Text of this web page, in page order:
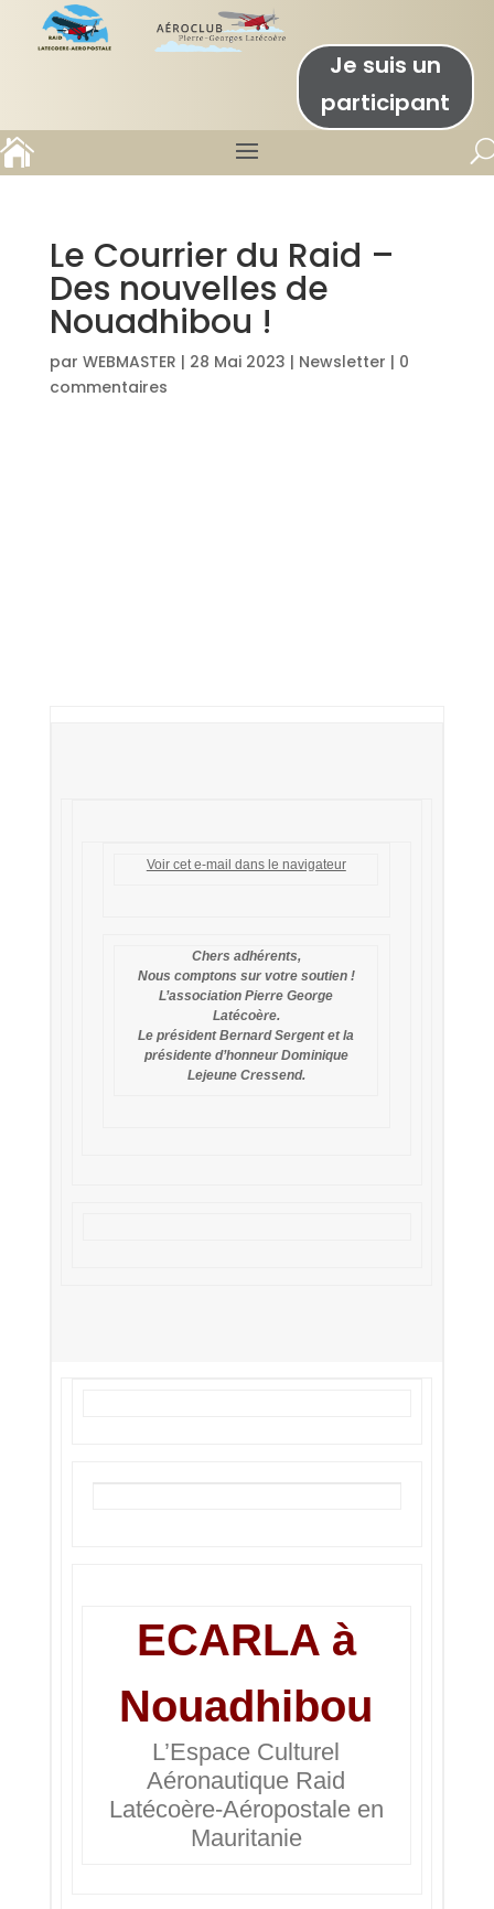
Je suis un
participant

Le Courrier du Raid –
Des nouvelles de
Nouadhibou !
par WEBMASTER | 28 Mai 2023 | Newsletter | 0
commentaires
Voir cet e-mail dans le navigateur
Chers adhérents,
Nous comptons sur votre soutien !
L’association Pierre George
Latécoère.
Le président Bernard Sergent et la
présidente d’honneur Dominique
Lejeune Cressend.
ECARLA à
Nouadhibou
L’Espace Culturel
Aéronautique Raid
Latécoère-Aéropostale en
Mauritanie